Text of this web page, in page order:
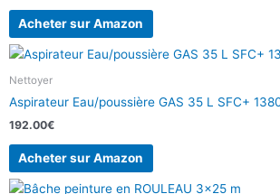
Acheter sur Amazon
Nettoyer
Aspirateur Eau/poussière GAS 35 L SFC+
192.00€
Acheter sur Amazon